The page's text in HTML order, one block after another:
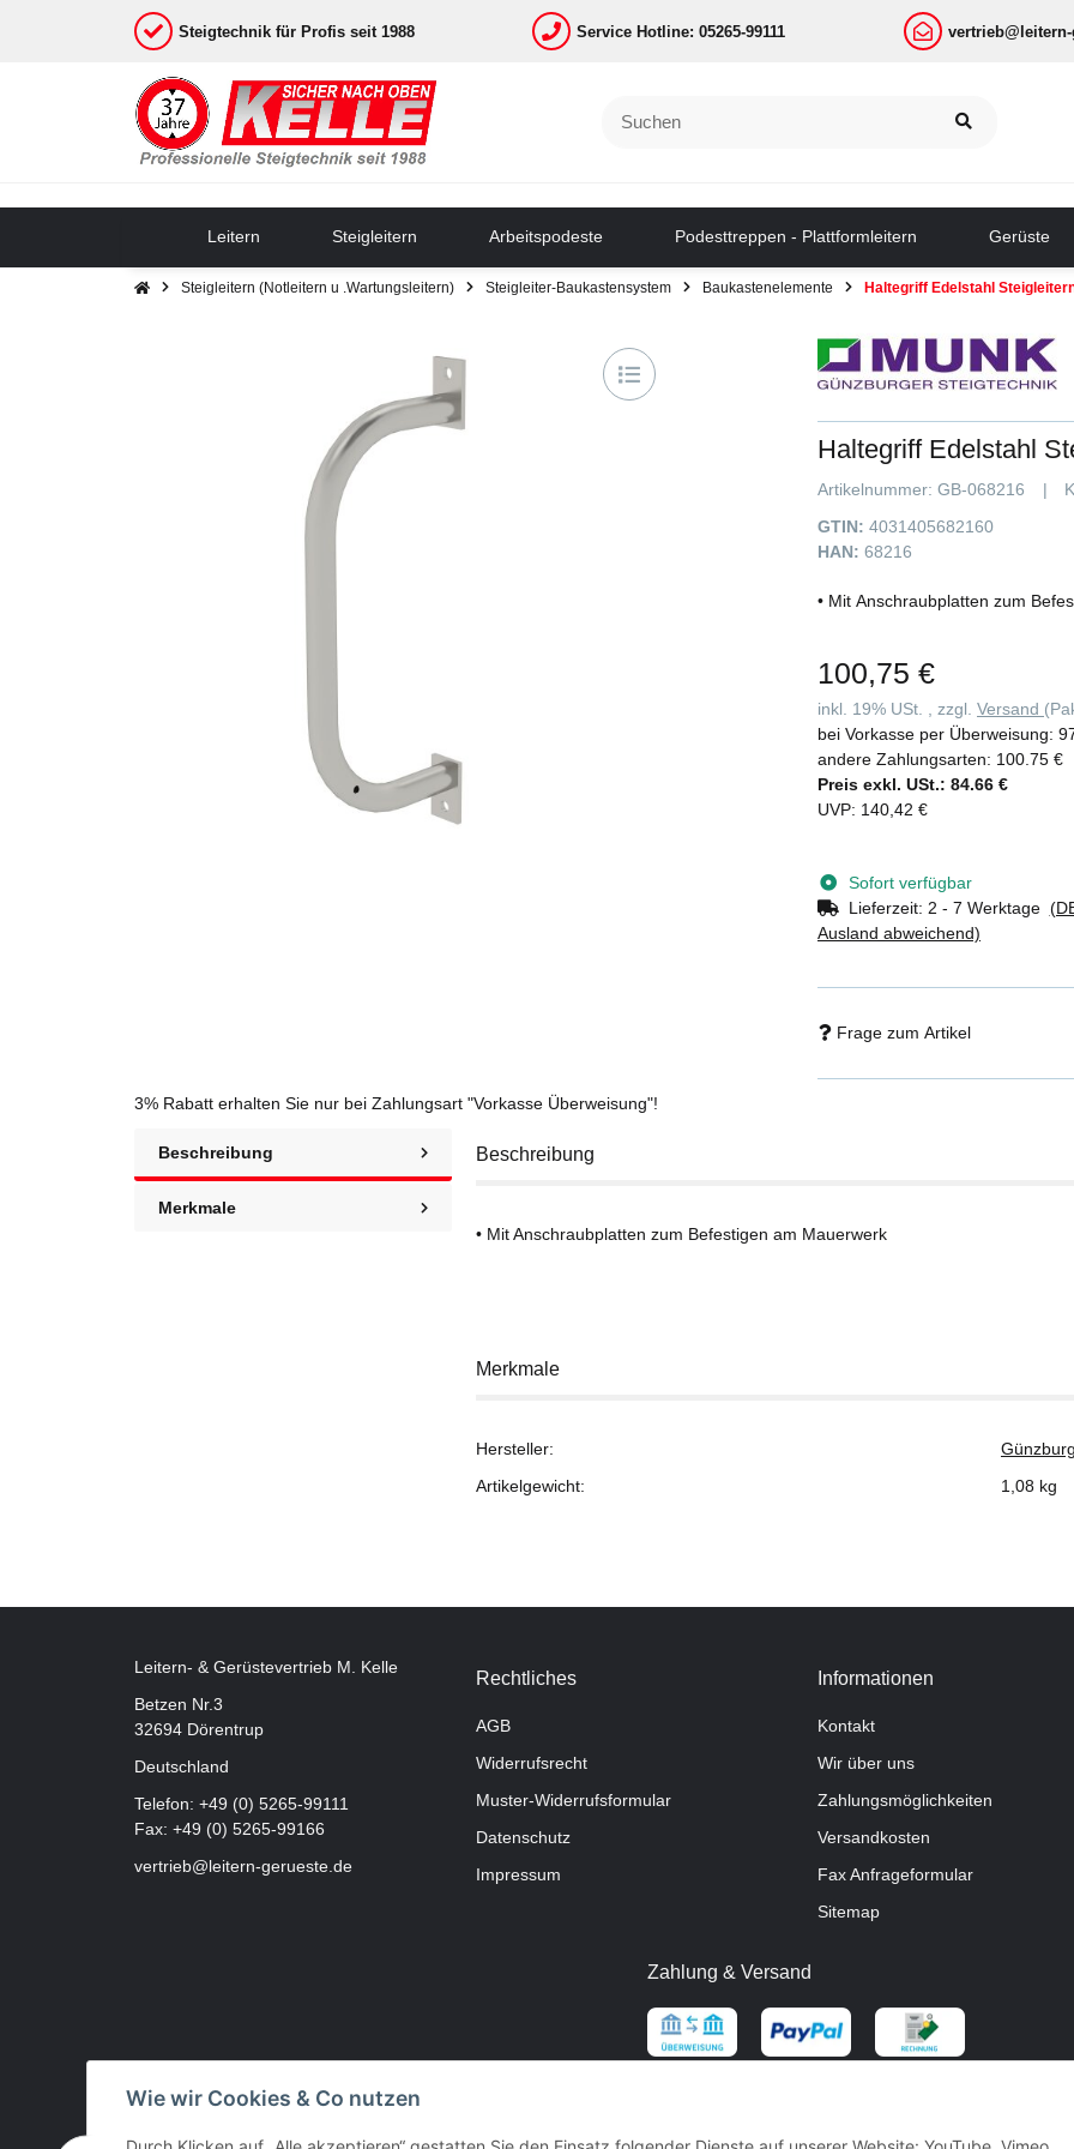
Steigtechnik für Profis seit 1988 Service Hotline: 05265-99111
Leitern Steigleitern Arbeitspodeste Podesttreppen - Plattformleitern Gerüste
Steigleitern (Notleitern u .Wartungsleitern) Steigleiter-Baukastensystem Baukastenelemente Haltegriff Edelstahl
Haltegriff Edelstahl
Artikelnummer: GB-068216
GTIN: 4031405682160
HAN: 68216
• Mit Anschraubplatten zum
100,75 €
inkl. 19% USt. , zzgl. Versand
bei Vorkasse per Überweisung:
andere Zahlungsarten: 100.75 €
Preis exkl. USt.: 84.66 €
UVP: 140,42 €
Sofort verfügbar
Lieferzeit: 2 - 7 Werktage
Ausland abweichend)
Frage zum Artikel
3% Rabatt erhalten Sie nur bei Zahlungsart "Vorkasse Überweisung"!
Beschreibung
Merkmale
Beschreibung
• Mit Anschraubplatten zum Befestigen am Mauerwerk
Merkmale
Hersteller:
Artikelgewicht:
1,08 kg
Leitern- & Gerüstevertrieb M. Kelle
Betzen Nr.3
32694 Dörentrup
Deutschland
Telefon: +49 (0) 5265-99111
Fax: +49 (0) 5265-99166
vertrieb@leitern-gerueste.de
Rechtliches
AGB
Widerrufsrecht
Muster-Widerrufsformular
Datenschutz
Impressum
Informationen
Kontakt
Wir über uns
Zahlungsmöglichkeiten
Versandkosten
Fax Anfrageformular
Sitemap
Zahlung & Versand
Wie wir Cookies & Co nutzen